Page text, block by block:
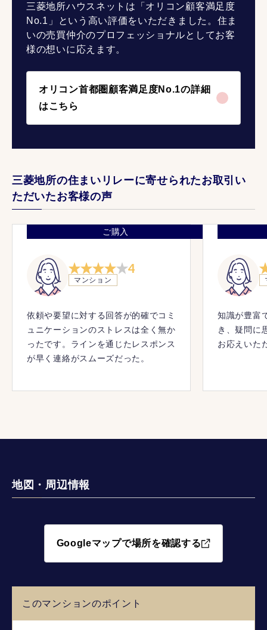
三菱地所ハウスネットは「オリコン顧客満足度
No.1」という高い評価をいただきました。住ま
いの売買仲介のプロフェッショナルとしてお客
様の想いに応えます。
オリコン首都圏顧客満足度No.1の詳細
はこちら
三菱地所の住まいリレーに寄せられたお取引い
ただいたお客様の声
ご購入
4
マンション
依頼や要望に対する回答が的確でコミ
ュニケーションのストレスは全く無か
ったです。ラインを通じたレスポンス
が早く連絡がスムーズだった。
知識が豊富
き、疑問に
お応えいた
地図・周辺情報
Googleマップで場所を確認する
このマンションのポイント